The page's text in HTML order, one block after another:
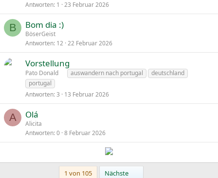
Antworten 1 23 Februar 2026
B Bom dia :)
BöserGeist
Antworten 12 22 Februar 2026
Vorstellung
Pato Donald auswandern nach portugal
deutschland
portugal
Antworten 3 13 Februar 2026
A Olá
Alicita
Antworten 0 8 Februar 2026
1 von 105 Nächste